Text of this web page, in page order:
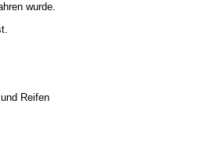
wurde.
Reifen